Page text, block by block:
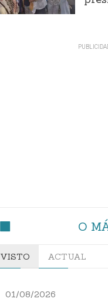
O
VISTO ACTUAL
01/08/2026